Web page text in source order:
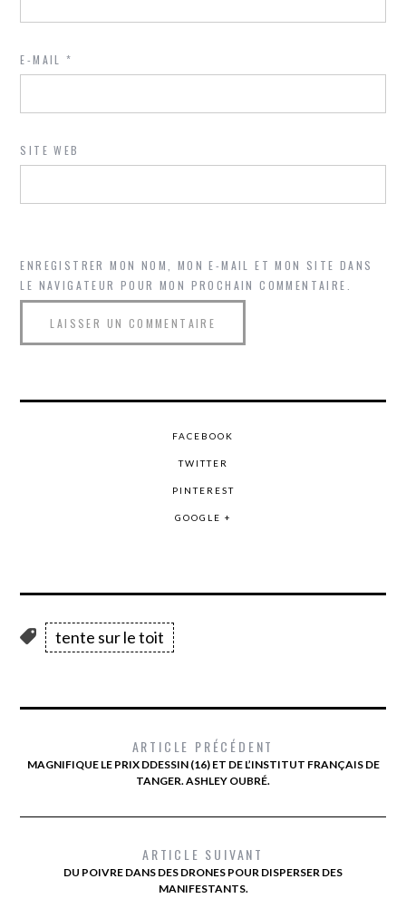
E-MAIL*
SITE WEB
ENREGISTRER MON NOM, MON E-MAIL ET MON SITE DANS
LE NAVIGATEUR POUR MON PROCHAIN COMMENTAIRE.
FACEBOOK
TWITTER
PINTEREST
GOOGLE +
tente sur le toit
ARTICLE PRÉCÉDENT
MAGNIFIQUE LE PRIX DDESSIN (16) ET DE L’INSTITUT FRANÇAIS DE
TANGER. ASHLEY OUBRÉ.
ARTICLE SUIVANT
DU POIVRE DANS DES DRONES POUR DISPERSER DES
MANIFESTANTS.